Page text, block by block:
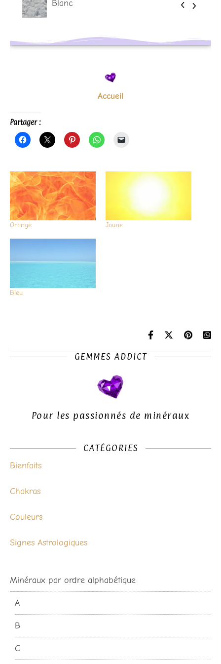
Blanc
Accueil
Partager :
Orange Jaune
Bleu
GEMMES ADDICT
Pour les passionnés de minéraux
CATÉGORIES
Bienfaits
Chakras
Couleurs
Signes Astrologiques
Minéraux par ordre alphabétique
A
B
C